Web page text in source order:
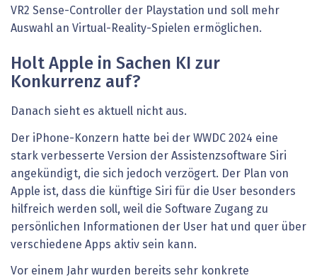
VR2 Sense-Controller der Playstation und soll mehr
Auswahl an Virtual-Reality-Spielen ermöglichen.
Holt Apple in Sachen KI zur
Konkurrenz auf?
Danach sieht es aktuell nicht aus.
Der iPhone-Konzern hatte bei der WWDC 2024 eine
stark verbesserte Version der Assistenzsoftware Siri
angekündigt, die sich jedoch verzögert. Der Plan von
Apple ist, dass die künftige Siri für die User besonders
hilfreich werden soll, weil die Software Zugang zu
persönlichen Informationen der User hat und quer über
verschiedene Apps aktiv sein kann.
Vor einem Jahr wurden bereits sehr konkrete